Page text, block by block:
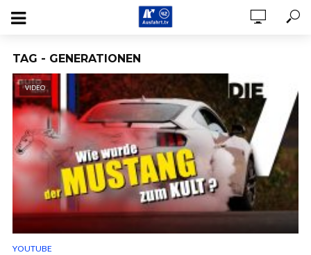
TAG - GENERATIONEN
VIDEO
YOUTUBE